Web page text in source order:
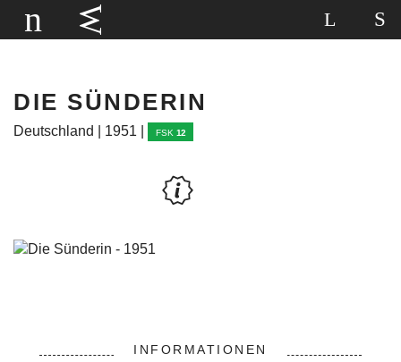
DIE SÜNDERIN
Deutschland | 1951 | FSK 12
INFORMATIONEN